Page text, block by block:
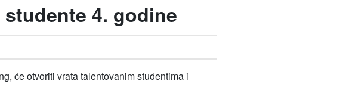
4. godine
će otvoriti vrata talentovanim studentima i